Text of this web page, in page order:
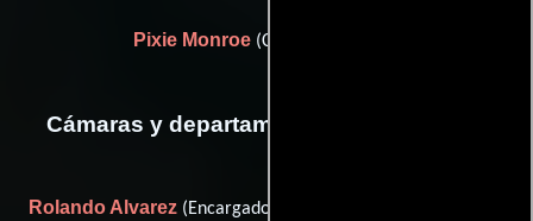
Pixie Monroe(Casting de extras)
Cámaras y departamento de electricidad
Rolando Alvarez (Encargado de equipamiento de cámara),